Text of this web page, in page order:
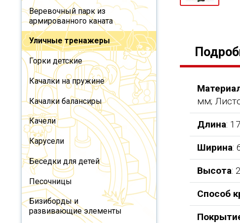
Веревочный парк из
армированного каната
Уличные тренажеры
Горки детские
Качалки на пружине
Качалки балансиры
Качели
Карусели
Беседки для детей
Песочницы
Бизиборды и
развивающие элементы
мм;
Длина:
Ширина:
Высота:
Способ